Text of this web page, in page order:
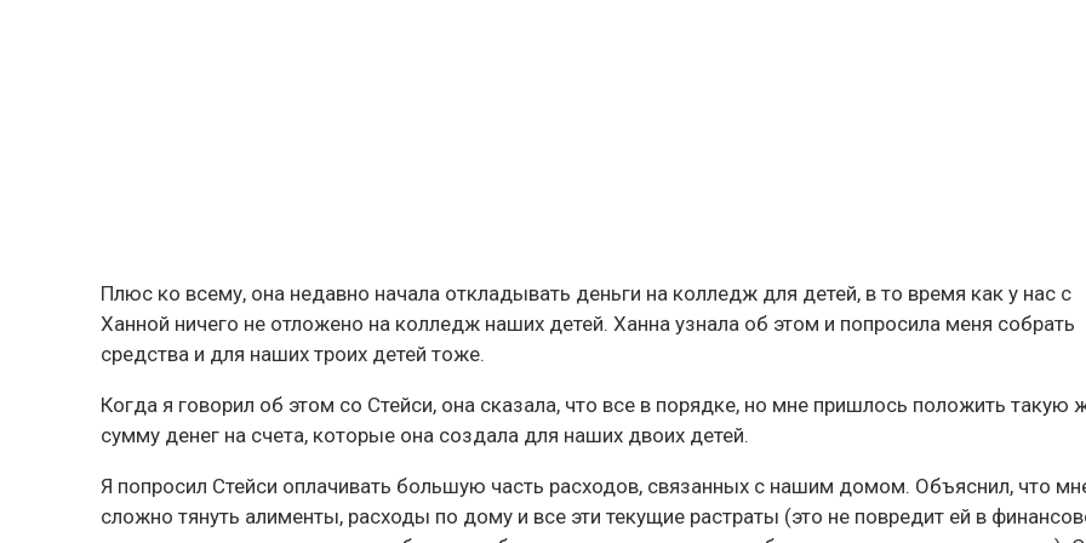
Плюс ко всему, она недавно начала откладывать деньги на колледж для детей, в то время как у нас с
Ханной ничего не отложено на колледж наших детей. Ханна узнала об этом и попросила меня собрать
средства и для наших троих детей тоже.
Когда я говорил об этом со Стейси, она сказала, что все в порядке, но мне пришлось положить такую
сумму денег на счета, которые она создала для наших двоих детей.
Я попросил Стейси оплачивать большую часть расходов, связанных с нашим домом. Объяснил, что
сложно тянуть алименты, расходы по дому и все эти текущие растраты (это не повредит ей в